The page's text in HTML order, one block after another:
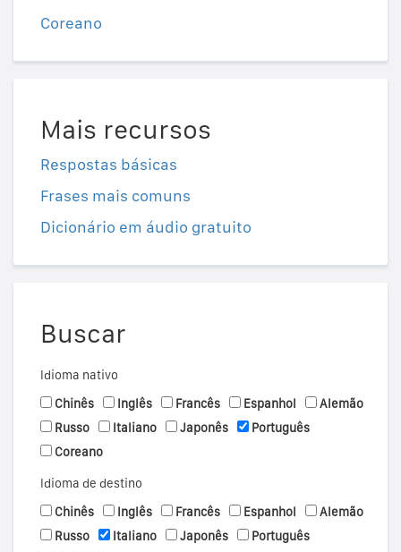
Coreano
Mais recursos
Respostas básicas
Frases mais comuns
Dicionário em áudio gratuito
Buscar
Idioma nativo
Chinês
Inglês Francês Espanhol
Alemão
Russo
Italiano Japonês
Português
Coreano
Idioma de destino
Chinês
Inglês Francês Espanhol
Alemão
Russo
Italiano Japonês
Português